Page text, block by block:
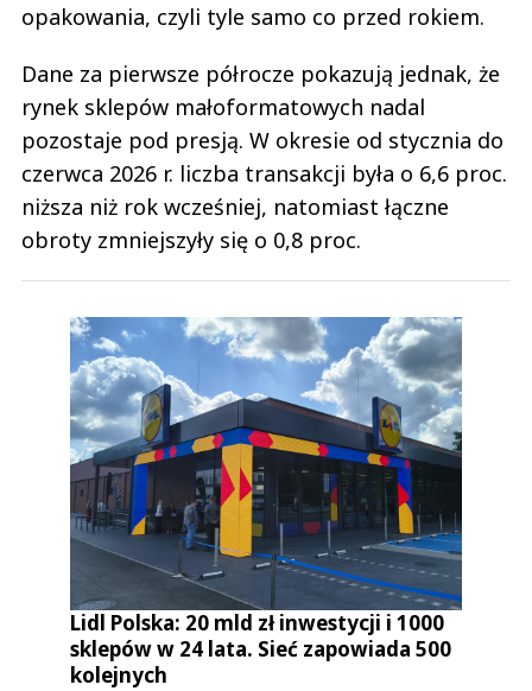
opakowania, czyli tyle samo co przed rokiem.
Dane za pierwsze półrocze pokazują jednak, że
rynek sklepów małoformatowych nadal
pozostaje pod presją. W okresie od stycznia do
czerwca 2026 r. liczba transakcji była o 6,6 proc.
niższa niż rok wcześniej, natomiast łączne
obroty zmniejszyły się o 0,8 proc.
Lidl Polska: 20 mld zł inwestycji i 1000
sklepów w 24 lata. Sieć zapowiada 500
kolejnych